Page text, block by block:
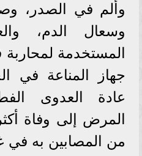
وألم في الصدر،
وسعال الدم،
المستخدمة
جهاز المناعة في
عادة العدوى
من المصابين به في